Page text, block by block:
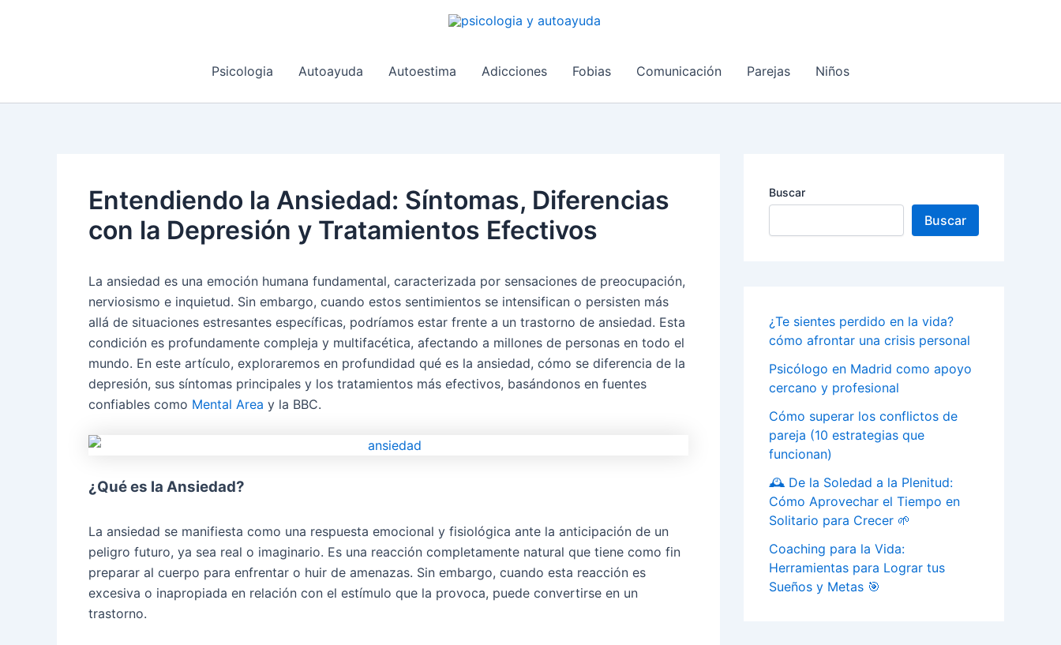
Psicologia
Autoayuda Autoestima Adicciones Fobias Comunicación Parejas Niños
Entendiendo la Ansiedad: Síntomas, Diferencias
con la Depresión y Tratamientos Efectivos
La ansiedad es una emoción humana fundamental, caracterizada por sensaciones de preocupación,
nerviosismo e inquietud. Sin embargo, cuando estos sentimientos se intensifican o persisten más
allá de situaciones estresantes específicas, podríamos estar frente a un trastorno de ansiedad. Esta
condición es profundamente compleja y multifacética, afectando a millones de personas en todo el
mundo. En este artículo, exploraremos en profundidad qué es la ansiedad, cómo se diferencia de la
depresión, sus síntomas principales y los tratamientos más efectivos, basándonos en fuentes
confiables como Mental Area y la BBC.
¿Qué es la Ansiedad?
La ansiedad se manifiesta como una respuesta emocional y fisiológica ante la anticipación de un
peligro futuro, ya sea real o imaginario. Es una reacción completamente natural que tiene como fin
preparar al cuerpo para enfrentar o huir de amenazas. Sin embargo, cuando esta reacción es
excesiva o inapropiada en relación con el estímulo que la provoca, puede convertirse en un
trastorno.
Buscar
Buscar
¿Te sientes perdido en la vida?
cómo afrontar una crisis personal
Psicólogo en Madrid como apoyo
cercano y profesional
Cómo superar los conflictos de
pareja (10 estrategias que
funcionan)
🕰️ De la Soledad a la Plenitud:
Cómo Aprovechar el Tiempo en
Solitario para Crecer 🌱
Coaching para la Vida:
Herramientas para Lograr tus
Sueños y Metas 🎯